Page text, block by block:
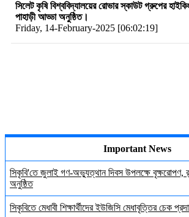
সিলেট কৃষি বিশ্ববিদ্যালয়ের রোভার স্কাউট গ্রুপের
পাহাড়ী আড্ডা অনুষ্ঠিত।
Friday, 14-February-2025 [06:02:19]
Important News
সিকৃবি'তে জুলাই গণ-অভ্যুত্থান দিবস উপলক্ষে বৃক্ষরোপণ,
অনুষ্ঠিত
সিকৃবিতে মেধাবী শিক্ষার্থীদের ইউজিসি মেধাবৃত্তির চেক